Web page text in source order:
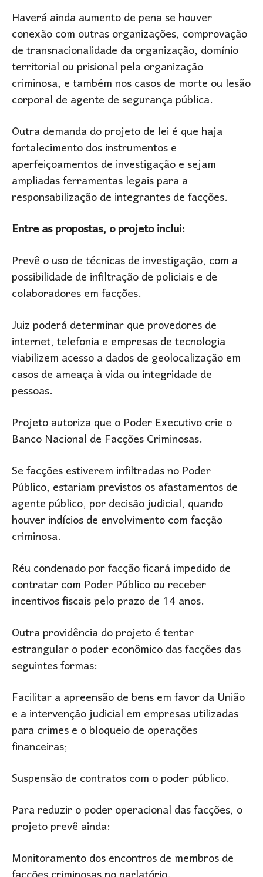
Haverá ainda aumento de pena se houver
conexão com outras organizações, comprovação
de transnacionalidade da organização, domínio
territorial ou prisional pela organização
criminosa, e também nos casos de morte ou lesão
corporal de agente de segurança pública.
Outra demanda do projeto de lei é que haja
fortalecimento dos instrumentos e
aperfeiçoamentos de investigação e sejam
ampliadas ferramentas legais para a
responsabilização de integrantes de facções.
Entre as propostas, o projeto inclui:
Prevê o uso de técnicas de investigação, com a
possibilidade de infiltração de policiais e de
colaboradores em facções.
Juiz poderá determinar que provedores de
internet, telefonia e empresas de tecnologia
viabilizem acesso a dados de geolocalização em
casos de ameaça à vida ou integridade de
pessoas.
Projeto autoriza que o Poder Executivo crie o
Banco Nacional de Facções Criminosas.
Se facções estiverem infiltradas no Poder
Público, estariam previstos os afastamentos de
agente público, por decisão judicial, quando
houver indícios de envolvimento com facção
criminosa.
Réu condenado por facção ficará impedido de
contratar com Poder Público ou receber
incentivos fiscais pelo prazo de 14 anos.
Outra providência do projeto é tentar
estrangular o poder econômico das facções das
seguintes formas:
Facilitar a apreensão de bens em favor da União
e a intervenção judicial em empresas utilizadas
para crimes e o bloqueio de operações
financeiras;
Suspensão de contratos com o poder público.
Para reduzir o poder operacional das facções, o
projeto prevê ainda:
Monitoramento dos encontros de membros de